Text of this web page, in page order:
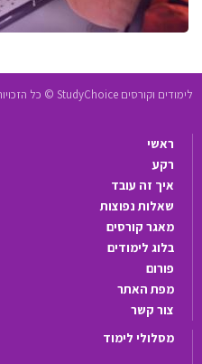
לימודים וקורסים StudyChoice © כל הזכויות שמורות 2026
ראשי
רקע
איך זה עובד
שאלות נפוצות
מאגר קורסים
בלוג לימודים
פורום
מפת האתר
צור קשר
מסלולי לימוד